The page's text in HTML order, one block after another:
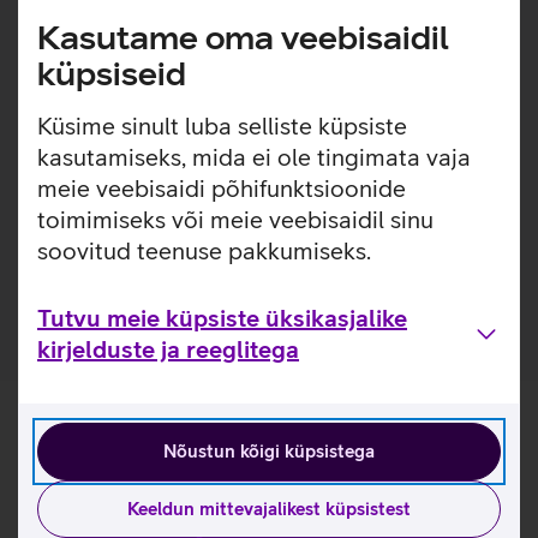
Kasutame oma veebisaidil
küpsiseid
Küsime sinult luba selliste küpsiste
kasutamiseks, mida ei ole tingimata vaja
meie veebisaidi põhifunktsioonide
toimimiseks või meie veebisaidil sinu
soovitud teenuse pakkumiseks.
Tutvu meie küpsiste üksikasjalike
kirjelduste ja reeglitega
Nõustun kõigi küpsistega
Keeldun mittevajalikest küpsistest
teostatud õmblused tagavad meeldiva kandmiskogemuse,
samal ajal kui terasest pannal lisab disainile modernset
elegantsi. Aja jooksul muutub rihm veelgi kaunimaks,
kohandudes kandja randmega ja omandades isikupärase
karakteri.
Sobib Apple Watch mudelitele suuruses 38/40/41 mm,
sealhulgas SE mudelitele. Lisaks sobib antud kellarihm
Apple Watch Series 11 42 mm suurusele kellale.
Sobib randme ümbermõõdule 16–21 cm.